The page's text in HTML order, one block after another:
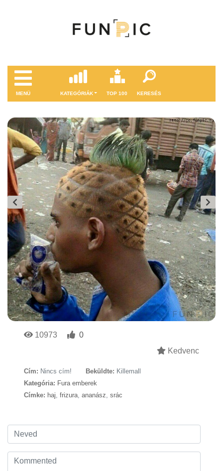
MENÜ KATEGÓRIÁK TOP 100 KERESÉS
10973
0
Kedvenc
Cím: Nincs cím! Beküldte: Killemall
Kategória: Fura emberek
Címke: haj, frizura, ananász, srác